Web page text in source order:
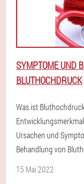
SYMPTOME UND
BLUTHOCHDRUCK
Was ist
Ursachen und
Behandlung von
15 Mai 2022